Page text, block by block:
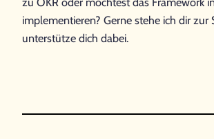
implementieren? Gerne stehe ich dir zur
unterstütze dich dabei.